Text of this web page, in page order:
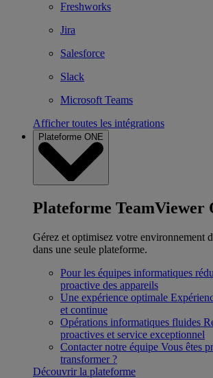
Freshworks
Jira
Salesforce
Slack
Microsoft Teams
Afficher toutes les intégrations
Plateforme ONE
Plateforme TeamViewer
Gérez et optimisez votre environnement
dans une seule plateforme.
Pour les équipes informatiques
proactive des appareils
Une expérience optimale
et continue
Opérations informatiques fluides
proactives et service exceptionnel
Contacter notre équipe Vous êtes
transformer ?
Découvrir la plateforme